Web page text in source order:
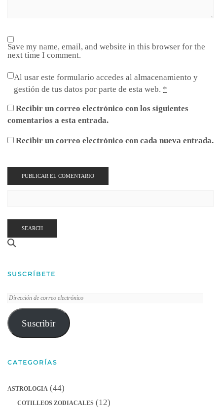
Save my name, email, and website in this browser for the
next time I comment.
Al usar este formulario accedes al almacenamiento y
gestión de tus datos por parte de esta web. *
Recibir un correo electrónico con los siguientes
comentarios a esta entrada.
Recibir un correo electrónico con cada nueva entrada.
SEARCH
SUSCRÍBETE
Dirección
de
correo
electrónico
Suscribir
CATEGORÍAS
ASTROLOGIA (44)
COTILLEOS ZODIACALES (12)